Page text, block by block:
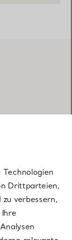
Drittparteien,
verbessern,